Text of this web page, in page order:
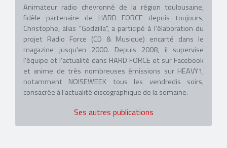
Animateur radio chevronné de la région toulousaine,
fidèle partenaire de HARD FORCE depuis toujours,
Christophe, alias "Godzilla", a participé à l'élaboration du
projet Radio Force (CD & Musique) encarté dans le
magazine jusqu'en 2000. Depuis 2008, il supervise
l'équipe et l'actualité dans HARD FORCE et sur Facebook
et anime de très nombreuses émissions sur HEAVY1,
notamment NOISEWEEK tous les vendredis soirs,
consacrée à l'actualité discographique de la semaine.
Ses autres publications